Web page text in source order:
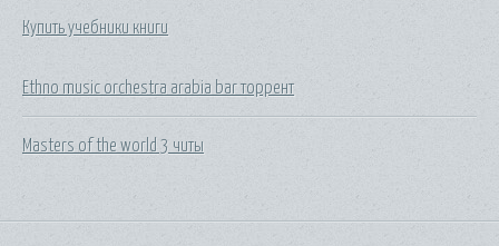
Купить учебники книги
Ethno music orchestra arabia bar торрент
Masters of the world 3 читы